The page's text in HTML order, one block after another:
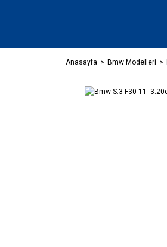
Anasayfa Bmw Modelleri